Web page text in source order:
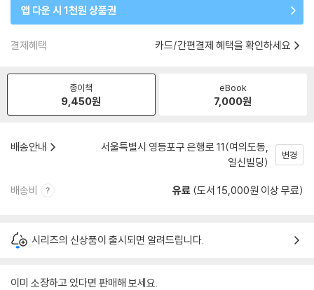
앱 다운 시 1천원 상품권
결제혜택 카드/간편결제 혜택을 확인하세요
종이책
9,450원
eBook
7,000원
배송안내
서울특별시 영등포구 은행로 11(여의도동,
일신빌딩)
변경
배송비 유료 (도서 15,000원 이상 무료)
시리즈의 신상품이 출시되면 알려드립니다.
이미 소장하고 있다면 판매해 보세요.